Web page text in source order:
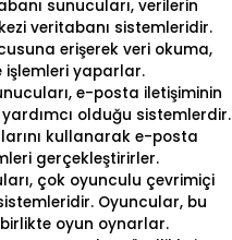
sunucuları, verilerin
veritabanı sistemleridir.
erişerek veri okuma,
işlemleri yaparlar.
e-posta iletişiminin
olduğu sistemlerdir.
kullanarak e-posta
gerçekleştirirler.
çok oyunculu çevrimiçi
Oyuncular, bu
oyun oynarlar.